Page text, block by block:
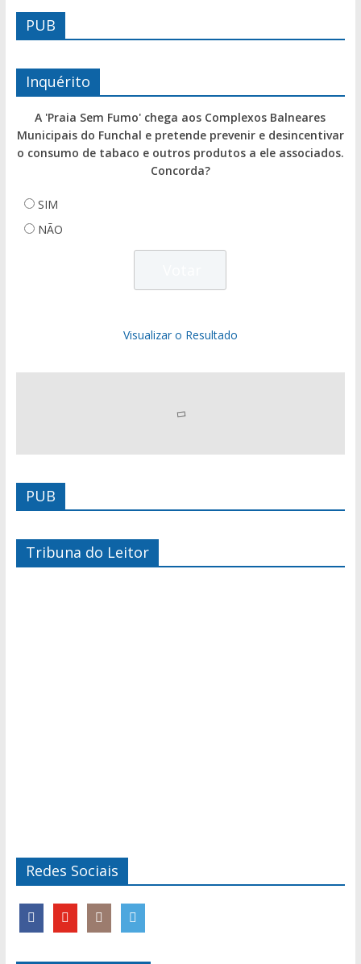
PUB
Inquérito
A 'Praia Sem Fumo' chega aos Complexos Balneares
Municipais do Funchal e pretende prevenir e desincentivar
o consumo de tabaco e outros produtos a ele associados.
Concorda?
SIM
NÃO
Visualizar o Resultado
PUB
Tribuna do Leitor
Redes Sociais